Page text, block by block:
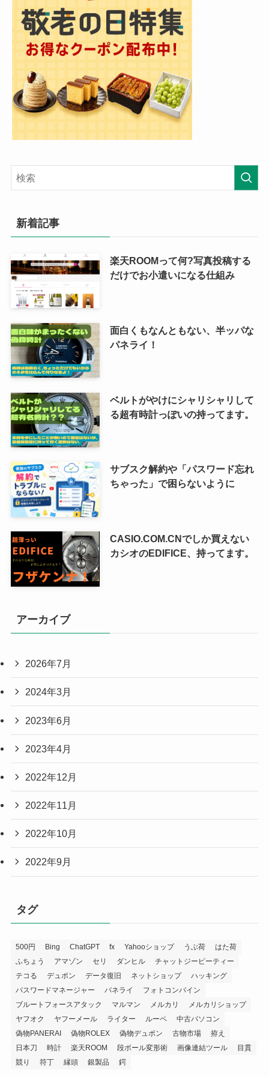
新着記事
楽天ROOMって何?写真投稿する
だけでお小遣いになる仕組み
面白くもなんともない、半ッパな
パネライ！
ベルトがやけにシャリシャリして
る超有時計っぽいの持ってます。
サブスク解約や「パスワード忘れ
ちゃった」で困らないように
CASIO.COM.CNでしか買えない
カシオのEDIFICE、持ってます。
アーカイブ
2026年7月
2024年3月
2023年6月
2023年4月
2022年12月
2022年11月
2022年10月
2022年9月
タグ
500円 Bing ChatGPT fx Yahooショップ うぶ荷
はた荷
ふちょう
アマゾン セリ ダンヒル
チャットジーピーティー
テコる
デュポン データ復旧 ネットショップ
ハッキング
パスワードマネージャー
パネライ
フォトコンバイン
ブルートフォースアタック
マルマン メルカリ
メルカリショップ
ヤフオク
ヤフーメール ライター ルーペ
中古パソコン
偽物PANERAI
偽物ROLEX 偽物デュポン 古物市場
拵え
日本刀
時計 楽天ROOM 段ボール変形術 画像連結ツール
目貫
競り
符丁 縁頭 銀製品 鍔